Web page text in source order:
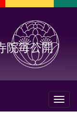
院毎公開
Toggle